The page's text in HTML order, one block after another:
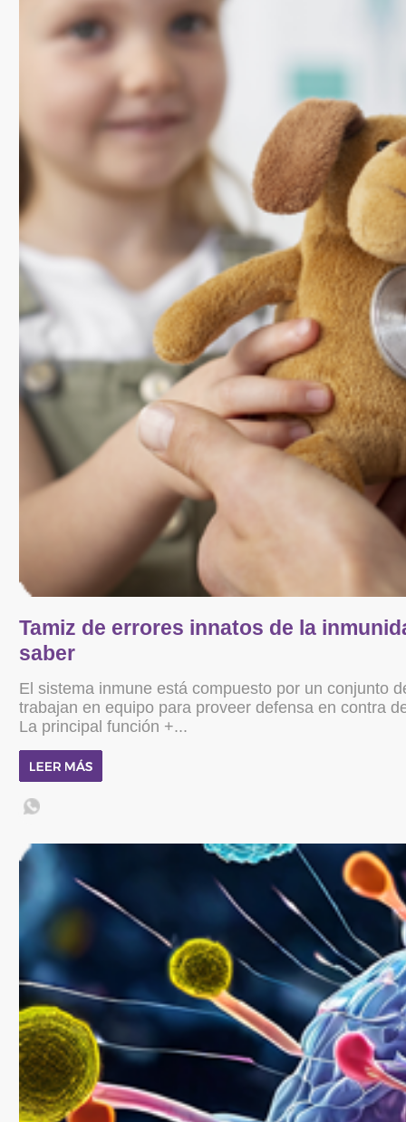
Tamiz de errores innatos de la
saber
El sistema inmune está compuesto por un conjunto
trabajan en equipo para proveer defensa en contra
La principal función +...